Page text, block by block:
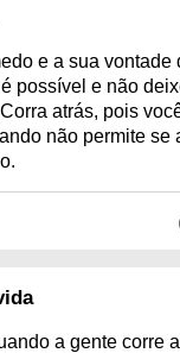
e a sua vontade
possível e não
atrás, pois
não permite se
a gente corre